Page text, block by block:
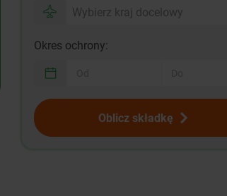
Wybierz kraj docelowy
Okres ochrony:
Oblicz składkę